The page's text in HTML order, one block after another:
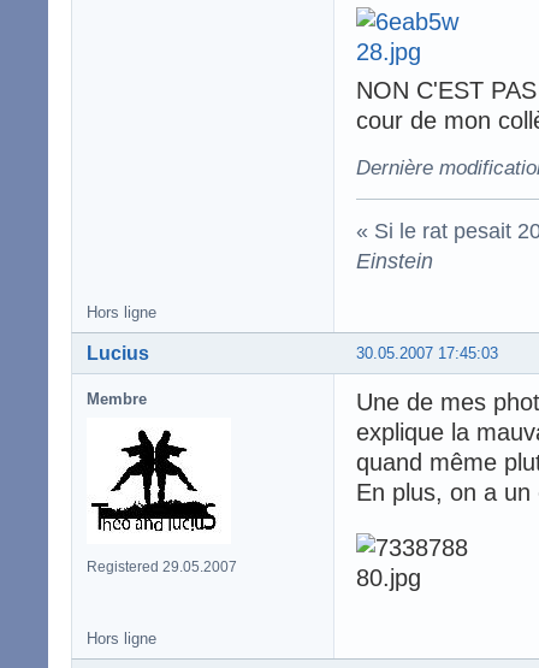
NON C'EST
cour de mon
Dernière
« Si le rat pesait
Einstein
Hors ligne
30.05.2007 17:45:03
Lucius
Membre
Registered 29.05.2007
Une de mes
explique la
quand même
En plus, on a
Hors ligne